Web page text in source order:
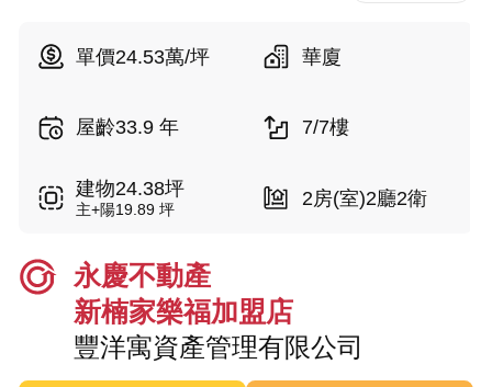
單價24.53萬/坪 華廈
屋齡33.9 年 7/7樓
建物24.38坪
主+陽19.89 坪 2房(室)2廳2衛
永慶不動產
新楠家樂福加盟店
豐洋寓資產管理有限公司